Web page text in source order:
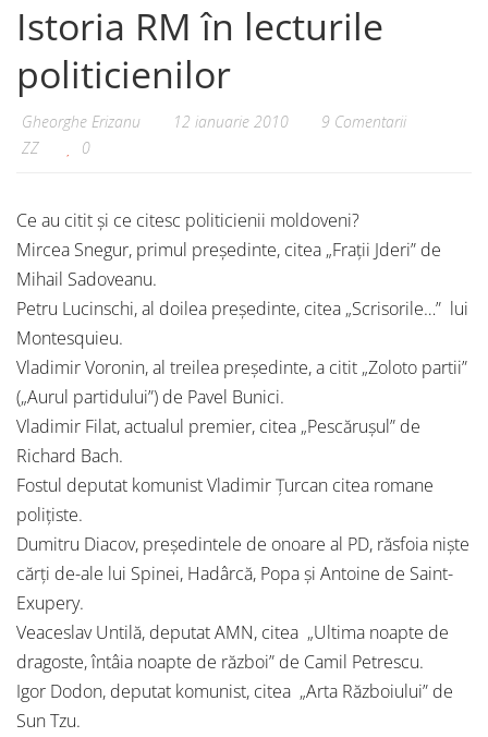
Istoria RM în lecturile
politicienilor
Gheorghe Erizanu 12 ianuarie 2010
9 Comentarii
ZZ
0
Ce au citit și ce citesc politicienii moldoveni?
Mircea Snegur, primul președinte, citea „Frații Jderi” de
Mihail Sadoveanu.
Petru Lucinschi, al doilea președinte, citea „Scrisorile…” lui
Montesquieu.
Vladimir Voronin, al treilea președinte, a citit „Zoloto partii”
(„Aurul partidului”) de Pavel Bunici.
Vladimir Filat, actualul premier, citea „Pescărușul” de
Richard Bach.
Fostul deputat komunist Vladimir Ţurcan citea romane
poliţiste.
Dumitru Diacov, președintele de onoare al PD, răsfoia niște
cărţi de-ale lui Spinei, Hadârcă, Popa şi Antoine de Saint-
Exupery.
Veaceslav Untilă, deputat AMN, citea „Ultima noapte de
dragoste, întâia noapte de război” de Camil Petrescu.
Igor Dodon, deputat komunist, citea „Arta Războiului” de
Sun Tzu.